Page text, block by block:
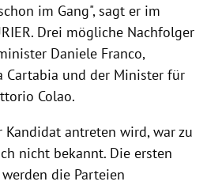
im Gang", sagt er im
Drei mögliche Nachfolger
Daniele Franco,
Cartabia und der Minister für
Colao.
Kandidat antreten wird, war zu
nicht bekannt. Die ersten
die Parteien